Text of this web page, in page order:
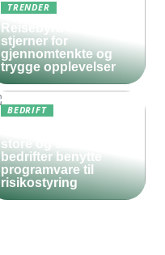
TRENDER
Reisebyrå med 5
stjerner for
gjennomtenkte og
trygge opplevelser
BEDRIFT
store og små
bedrifter benytte
programvare til
risikostyring